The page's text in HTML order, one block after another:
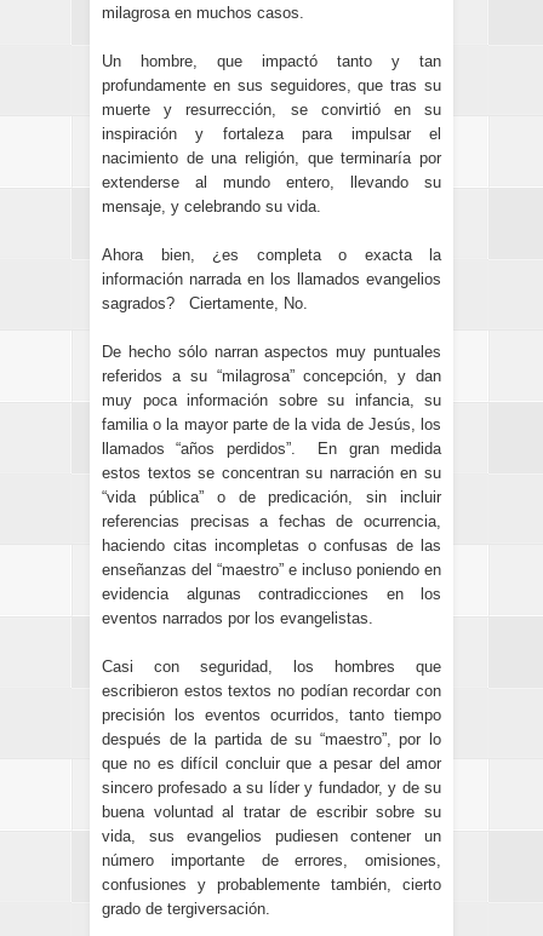
milagrosa en muchos casos.
Un hombre, que impactó tanto y tan
profundamente en sus seguidores, que tras su
muerte y resurrección, se convirtió en su
inspiración y fortaleza para impulsar el
nacimiento de una religión, que terminaría por
extenderse al mundo entero, llevando su
mensaje, y celebrando su vida.
Ahora bien, ¿es completa o exacta la
información narrada en los llamados evangelios
sagrados? Ciertamente, No.
De hecho sólo narran aspectos muy puntuales
referidos a su “milagrosa” concepción, y dan
muy poca información sobre su infancia, su
familia o la mayor parte de la vida de Jesús, los
llamados “años perdidos”. En gran medida
estos textos se concentran su narración en su
“vida pública” o de predicación, sin incluir
referencias precisas a fechas de ocurrencia,
haciendo citas incompletas o confusas de las
enseñanzas del “maestro” e incluso poniendo en
evidencia algunas contradicciones en los
eventos narrados por los evangelistas.
Casi con seguridad, los hombres que
escribieron estos textos no podían recordar con
precisión los eventos ocurridos, tanto tiempo
después de la partida de su “maestro”, por lo
que no es difícil concluir que a pesar del amor
sincero profesado a su líder y fundador, y de su
buena voluntad al tratar de escribir sobre su
vida, sus evangelios pudiesen contener un
número importante de errores, omisiones,
confusiones y probablemente también, cierto
grado de tergiversación.